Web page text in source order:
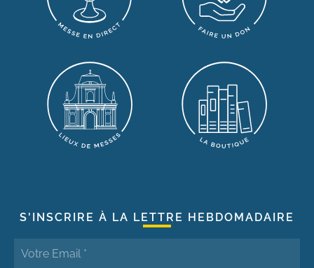
S'INSCRIRE À LA LETTRE HEBDOMADAIRE